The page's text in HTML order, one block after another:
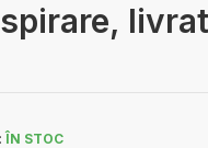
ÎN STOC